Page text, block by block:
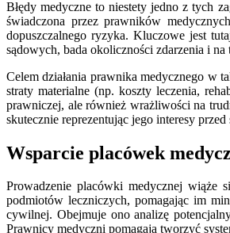
Błędy medyczne to niestety jedno z tych
świadczona przez prawników
dopuszczalnego ryzyka. Kluczowe jest
sądowych, bada okoliczności zdarzenia i
Celem działania prawnika medycznego w
straty materialne (np. koszty leczenia,
prawniczej, ale również wrażliwości na
skutecznie reprezentując jego interesy
Wsparcie placówek
Prowadzenie placówki medycznej wiąże
podmiotów leczniczych, pomagając im
cywilnej. Obejmuje ono analizę
Prawnicy medyczni pomagają tworzyć